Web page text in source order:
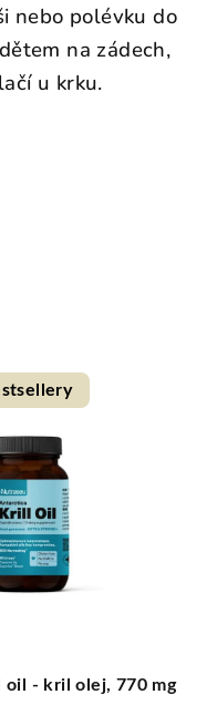
nebo polévku do
na zádech,
u krku.
- kril olej, 770 mg